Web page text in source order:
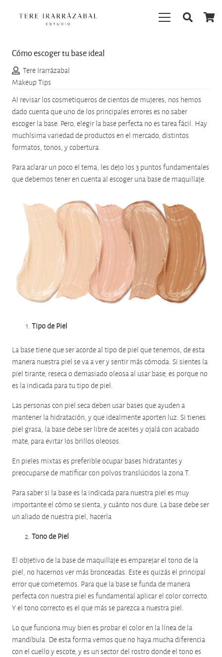
Cómo escoger tu base ideal
Tere Irarrázabal
Makeup Tips
Al revisar los cosmetiqueros de cientos de mujeres, nos hemos
dado cuenta que uno de los principales errores es no saber
escoger la base. Pero, elegir la base perfecta no es tarea fácil. Hay
muchísima variedad de productos en el mercado, distintos
formatos, tonos, y cobertura.
Para aclarar un poco el tema, les dejo los 3 puntos fundamentales
que debemos tener en cuenta al escoger una base de maquillaje.
Tipo de Piel
La base tiene que ser acorde al tipo de piel que tenemos, de esta
manera nuestra piel se va a ver y sentir más cómoda. Si sientes la
piel tirante, reseca o demasiado oleosa al usar base, es porque no
es la indicada para tu tipo de piel.
Las personas con piel seca deben usar bases que ayuden a
mantener la hidratación, y que idealmente aporten luz. Si tienes
piel grasa, la base debe ser libre de aceites y ojalá con acabado
mate, para evitar los brillos oleosos.
En pieles mixtas es preferible ocupar bases hidratantes y
preocuparse de matificar con polvos translúcidos la zona T.
Para saber si la base es la indicada para nuestra piel es muy
importante el cómo se sienta, y cuánto nos dure. La base debe ser
un aliado de nuestra piel, hacerla
Tono de Piel
El objetivo de la base de maquillaje es emparejar el tono de la
piel, no hacernos ver más bronceadas. Este es quizás el principal
error que cometemos. Para que la base se funda de manera
perfecta con nuestra piel es fundamental aplicar el color correcto.
Y el tono correcto es el que más se parezca a nuestra piel.
Lo que funciona muy bien es probar el color en la línea de la
mandíbula. De esta forma vemos que no haya mucha diferencia
con el cuello y escote, y es un sector del rostro donde el tono es